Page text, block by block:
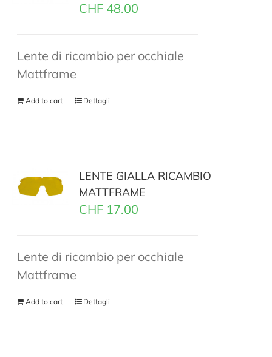
CHF 48.00
Lente di ricambio per occhiale
Mattframe
Add to cart Dettagli
LENTE GIALLA RICAMBIO
MATTFRAME
CHF 17.00
Lente di ricambio per occhiale
Mattframe
Add to cart Dettagli